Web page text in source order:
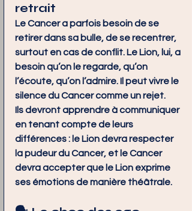
retrait
Le Cancer a parfois besoin de se
retirer dans sa bulle, de se recentrer,
surtout en cas de conflit. Le Lion, lui, a
besoin qu’on le regarde, qu’on
l’écoute, qu’on l’admire. Il peut vivre le
silence du Cancer comme un rejet.
Ils devront apprendre à communiquer
en tenant compte de leurs
différences : le Lion devra respecter
la pudeur du Cancer, et le Cancer
devra accepter que le Lion exprime
ses émotions de manière théâtrale.